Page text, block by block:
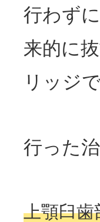
行わず
来的に
リッジ
行った
上顎臼歯